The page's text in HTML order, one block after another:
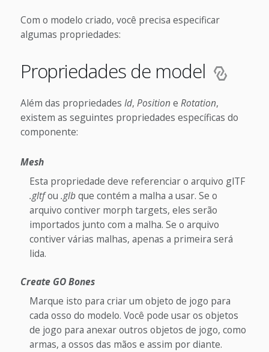
Com o modelo criado, você precisa especificar
algumas propriedades:
Propriedades de model
Além das propriedades Id, Position e Rotation,
existem as seguintes propriedades específicas do
componente:
Mesh
Esta propriedade deve referenciar o arquivo glTF
.gltfou.glbque contém a malha a usar. Se o
arquivo contiver morph targets, eles serão
importados junto com a malha. Se o arquivo
contiver várias malhas, apenas a primeira será
lida.
Create GO Bones
Marque isto para criar um objeto de jogo para
cada osso do modelo. Você pode usar os objetos
de jogo para anexar outros objetos de jogo, como
armas, a ossos das mãos e assim por diante.